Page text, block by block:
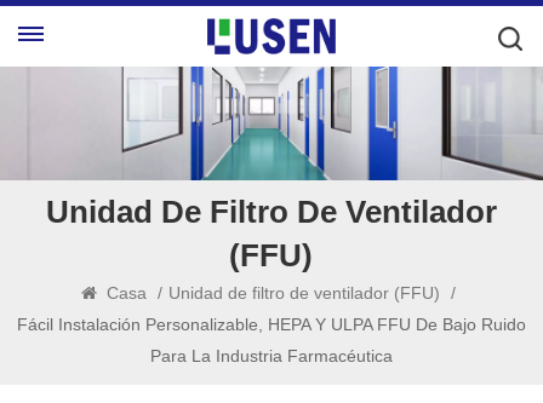
Unidad De Filtro De Ventilador
(FFU)
Casa / Unidad de filtro de ventilador (FFU)
/
Fácil Instalación Personalizable, HEPA Y ULPA FFU De Bajo Ruido
Para La Industria Farmacéutica